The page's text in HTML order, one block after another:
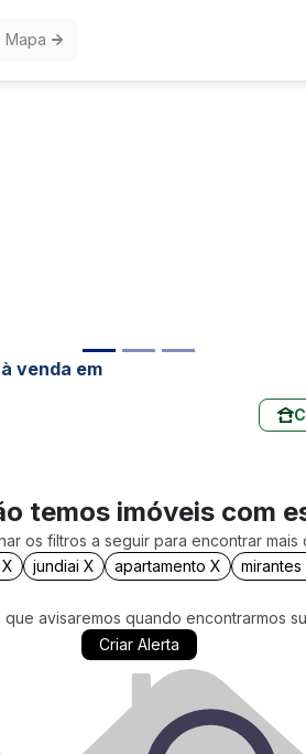
Mapa
venda em
temos imóveis com
os filtros a seguir para encontrar mais
jundiai X apartamento X
que avisaremos quando encontrarmos
Criar Alerta